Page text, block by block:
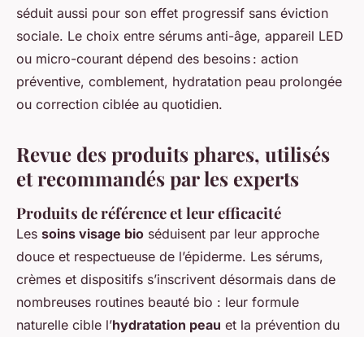
séduit aussi pour son effet progressif sans éviction
sociale. Le choix entre sérums anti-âge, appareil LED
ou micro-courant dépend des besoins : action
préventive, comblement, hydratation peau prolongée
ou correction ciblée au quotidien.
Revue des produits phares, utilisés
et recommandés par les experts
Produits de référence et leur efficacité
Les soins visage bio séduisent par leur approche
douce et respectueuse de l’épiderme. Les sérums,
crèmes et dispositifs s’inscrivent désormais dans de
nombreuses routines beauté bio : leur formule
naturelle cible l’hydratation peau et la prévention du